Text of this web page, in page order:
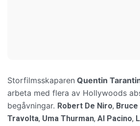
Storfilmsskaparen Quentin
arbeta med flera av Hollywoods
begåvningar. Robert De Niro, Bruce
Travolta, Uma Thurman, Al Pacino,